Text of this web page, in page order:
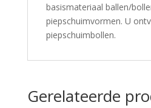
basismateriaal ballen/
piepschuimvormen. U
piepschuimbollen.
Gerelateerde